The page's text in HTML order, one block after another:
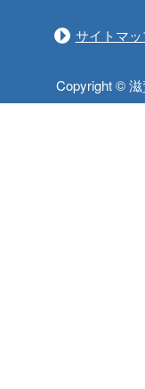
サイトマ
Copyright ©